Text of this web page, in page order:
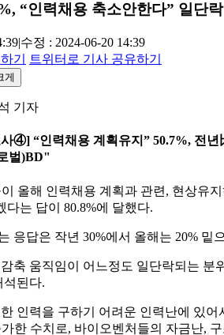
“인력채용 축소안한다” 일단락
|수정 : 2024-06-20 14:39
기
트위터로 기사 공유하기
게
기자
④] “인력채용 계획유지” 50.7%, 전
벌)BD"
올해 인력채용 계획과 관련, 현상유
다는 답이 80.8%에 달했다.
응답은 작년 30%에서 올해는 20% 밑
축 움직임이 어느정도 일단락되는
석된다.
인력을 구하기 어려운 인력난에 있
한 수치로, 바이오벤처들의 자금난,